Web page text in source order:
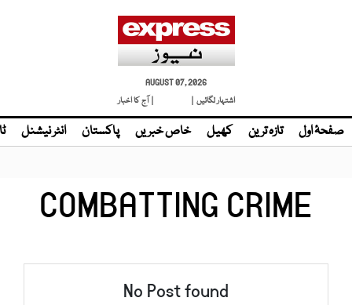
AUGUST 07, 2026
اشتہار لگائیں |
| آج کا اخبار
صفحۂ اول تازہ ترین کھیل خاص خبریں پاکستان انٹر نیشنل
COMBATTING CRIME
No Post found